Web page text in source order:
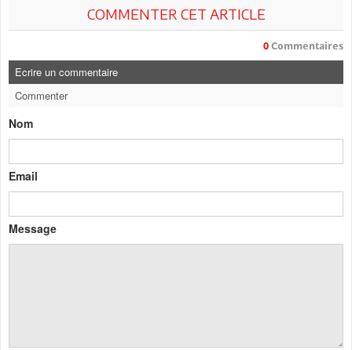
COMMENTER CET ARTICLE
0 Commentaires
Ecrire un commentaire
Commenter
Nom
Email
Message